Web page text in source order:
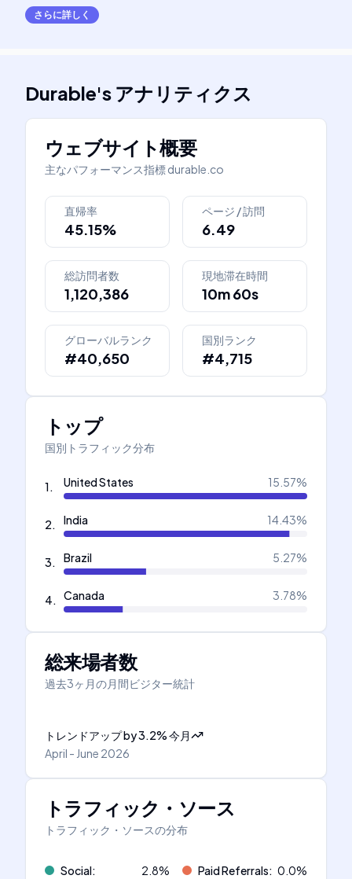
さらに詳しく
Durable's アナリティクス
ウェブサイト概要
主なパフォーマンス指標durable.co
直帰率
45.15%
ページ / 訪問
6.49
総訪問者数
1,120,386
現地滞在時間
10m 60s
グローバルランク
#40,650
国別ランク
#4,715
トップ
国別トラフィック分布
1. United States 15.57%
2. India 14.43%
3. Brazil 5.27%
4. Canada 3.78%
総来場者数
過去3ヶ月の月間ビジター統計
トレンドアップby3.2%今月
April - June 2026
トラフィック・ソース
トラフィック・ソースの分布
Social: 2.8% Paid Referrals: 0.0%